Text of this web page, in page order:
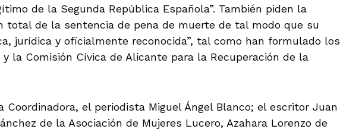
de la Segunda República Española”. También piden la
total de la sentencia de pena de muerte de tal modo que su
jurídica y oficialmente reconocida”, tal como han formulado los
la Comisión Cívica de Alicante para la Recuperación de la
Coordinadora, el periodista Miguel Ángel Blanco; el escritor Juan
de la Asociación de Mujeres Lucero, Azahara Lorenzo de